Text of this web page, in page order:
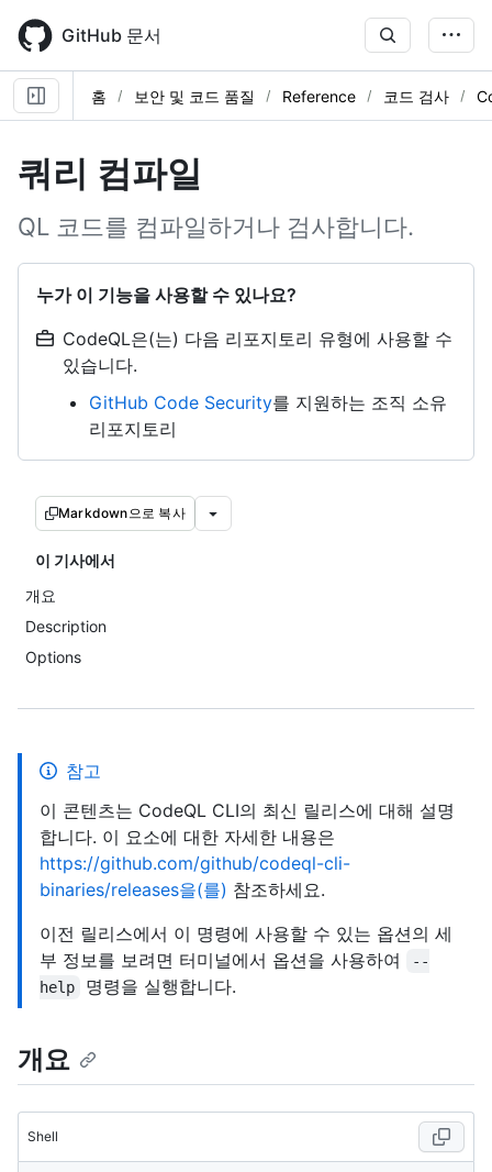
main
content
GitHub 문서
홈 보안 및 코드 품질 Reference 코드 검사
쿼리 컴파일
QL 코드를 컴파일하거나 검사합니다.
누가 이 기능을 사용할 수 있나요?
CodeQL은(는) 다음 리포지토리 유형에 사용할 수
있습니다.
GitHub Code Security를 지원하는 조직 소유
리포지토리
Markdown으로 복사
이 기사에서
개요
Description
Options
참고
이 콘텐츠는 CodeQL CLI의 최신 릴리스에 대해 설명
합니다. 이 요소에 대한 자세한 내용은
https://github.com/github/codeql-cli-
binaries/releases을(를) 참조하세요.
이전 릴리스에서 이 명령에 사용할 수 있는 옵션의 세
부 정보를 보려면 터미널에서 옵션을 사용하여
--
help
명령을 실행합니다.
개요
Shell